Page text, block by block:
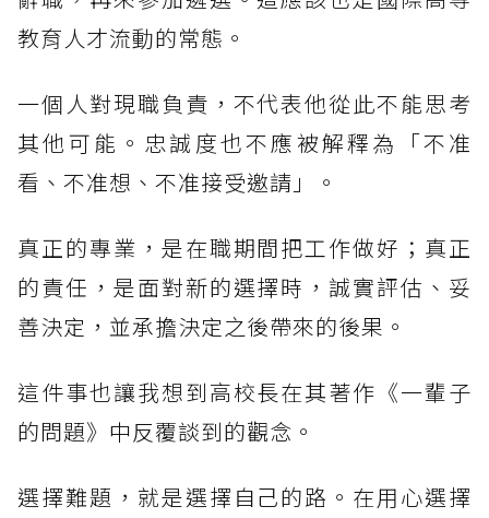
教育人才流動的常態。
一個人對現職負責，不代表他從此不能思考
其他可能。忠誠度也不應被解釋為「不准
看、不准想、不准接受邀請」。
真正的專業，是在職期間把工作做好；真正
的責任，是面對新的選擇時，誠實評估、妥
善決定，並承擔決定之後帶來的後果。
這件事也讓我想到高校長在其著作《一輩子
的問題》中反覆談到的觀念。
選擇難題，就是選擇自己的路。在用心選擇